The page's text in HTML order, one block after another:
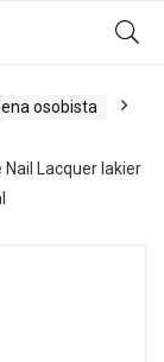
osobista
Lacquer lakier